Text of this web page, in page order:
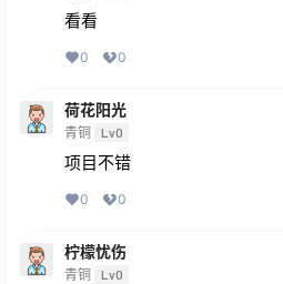
看看
0 0
荷花阳光
青铜 Lv0
项目不错
0 0
柠檬忧伤
青铜 Lv0